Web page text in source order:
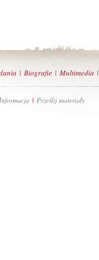
| Biografie | Multimedia |
| Prześlij materiały